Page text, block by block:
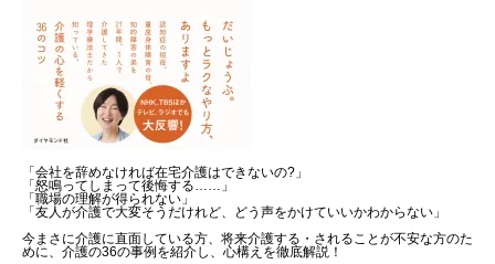
「会社を辞めなければ在宅介護はできないの?」
「怒鳴ってしまって後悔する……」
「職場の理解が得られない」
「友人が介護で大変そうだけれど、どう声をかけていいかわからない」
今まさに介護に直面している方、将来介護する・されることが不安な方のた
めに、介護の36の事例を紹介し、心構えを徹底解説！